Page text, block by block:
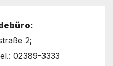
2;
02389-3333